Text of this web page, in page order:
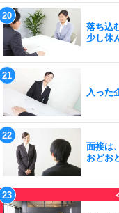
落ち込
少し休
入った
面接は
おどお